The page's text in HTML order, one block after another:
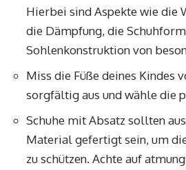
Hierbei sind Aspekte wie die
die Dämpfung, die
Sohlenkonstruktion von
Miss die Füße deines Kindes
sorgfältig aus und wähle die
Schuhe mit Absatz sollten
Material gefertigt sein, um
zu schützen. Achte auf